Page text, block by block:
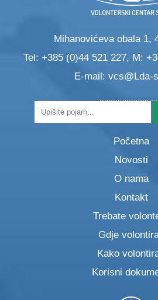
Mihanovićeva obala 1,
Tel: +385 (0)44 521 227, M:
E-mail: vcs@Lda-
Početna
Novosti
O nama
Kontakt
Trebate
Gdje
Kako
Korisni